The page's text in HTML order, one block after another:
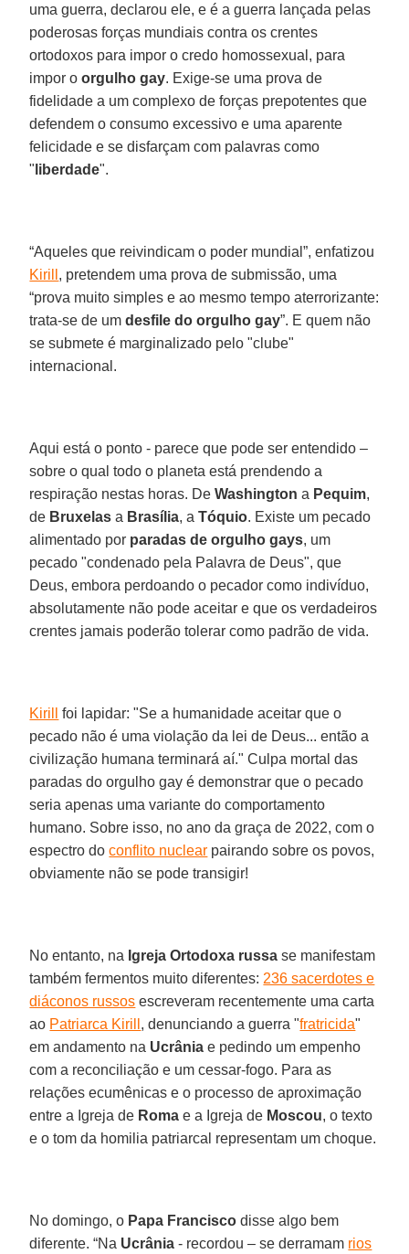
uma guerra, declarou ele, e é a guerra lançada pelas
poderosas forças mundiais contra os crentes
ortodoxos para impor o credo homossexual, para
impor oorgulho gay. Exige-se uma prova de
fidelidade a um complexo de forças prepotentes que
defendem o consumo excessivo e uma aparente
felicidade e se disfarçam com palavras como
" liberdade".
“Aqueles que reivindicam o poder mundial”, enfatizou
Kirill , pretendem uma prova de submissão, uma
“prova muito simples e ao mesmo tempo aterrorizante:
trata-se de umdesfile do orgulho gay”. E quem não
se submete é marginalizado pelo "clube"
internacional.
Aqui está o ponto - parece que pode ser entendido –
sobre o qual todo o planeta está prendendo a
respiração nestas horas. DeWashington a Pequim,
de Bruxelas a Brasília, aTóquio. Existe um pecado
alimentado por paradas de orgulho gays, um
pecado "condenado pela Palavra de Deus", que
Deus, embora perdoando o pecador como indivíduo,
absolutamente não pode aceitar e que os verdadeiros
crentes jamais poderão tolerar como padrão de vida.
Kirill
foi lapidar: "Se a humanidade aceitar que o
pecado não é uma violação da lei de Deus... então a
civilização humana terminará aí." Culpa mortal das
paradas do orgulho gay é demonstrar que o pecado
seria apenas uma variante do comportamento
humano. Sobre isso, no ano da graça de 2022, com o
espectro doconflito nuclear pairando sobre os povos,
obviamente não se pode transigir!
No entanto, na Igreja Ortodoxa russa se manifestam
também fermentos muito diferentes: 236 sacerdotes e
diáconos russos escreveram recentemente uma carta
ao Patriarca Kirill , denunciando a guerra "fratricida"
em andamento na Ucrânia e pedindo um empenho
com a reconciliação e um cessar-fogo. Para as
relações ecumênicas e o processo de aproximação
entre a Igreja de Roma e a Igreja de Moscou, o texto
e o tom da homilia patriarcal representam um choque.
No domingo, o Papa Francisco disse algo bem
diferente. “Na Ucrânia - recordou – se derramam rios